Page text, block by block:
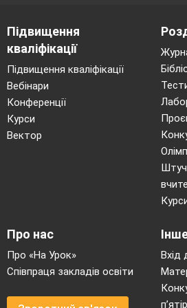
Незабаром надзвичайні
помітив її домашній учитель.
захоплення Софії батькові.
доньки нового вчителя. Юна
зрозуміла, що в житті немає
неможливого. Вона мріяла
математикою у відомого
свого. Важливо дуже
потрібні формули, і
V.
завдань уроку(тема на дошці)
– Сьогодні на уроці ми
одноцифрові числа із
десяток, розв'язувати
Підвищення
кваліфікації
Підвищення кваліфікації
Вебінари
Конференції
Курси
Вектор
Про нас
Про «На Урок»
Співпраця закладів освіти
Вхід